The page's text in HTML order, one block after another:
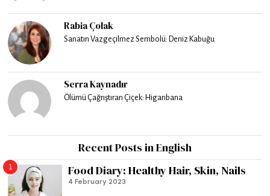
Rabia Çolak
Sanatın Vazgeçilmez Sembolü: Deniz Kabuğu
Serra Kaynadır
Ölümü Çağrıştıran Çiçek: Higanbana
Recent Posts in English
1 Food Diary: Healthy Hair, Skin, Nails
4 February 2023